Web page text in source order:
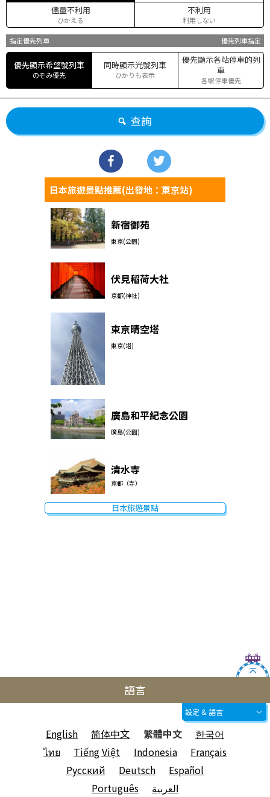
儘量不利用
ひかえる
不利用
利用しない
指定優先列車 優先列車指定
優先顯示希望號列車
のぞみ優先
同時顯示光號列車
ひかりも表示
優先顯示各站停車的列
車
各駅停車優先
查詢
日本旅遊景點推薦(出發地：東京站)
新宿御苑
東京(公園)
伏見稻荷大社
京都(神社)
東京晴空塔
東京(塔)
廣島和平紀念公園
廣島(公園)
清水寺
京都（寺）
日本旅遊景點
語言
設定 & 語言
English 简体中文 繁體中文
한국어
ไทย
Tiếng Việt Indonesia
Français
Русский
Deutsch
Español
Português
العربية